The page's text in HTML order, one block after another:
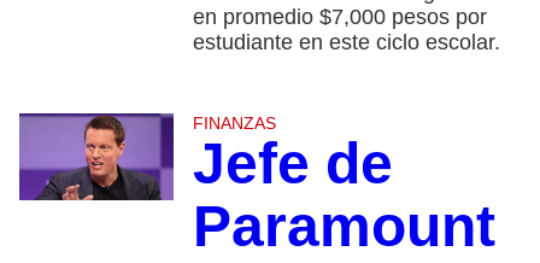
en promedio $7,000 pesos por
estudiante en este ciclo escolar.
FINANZAS
Jefe de
Paramount